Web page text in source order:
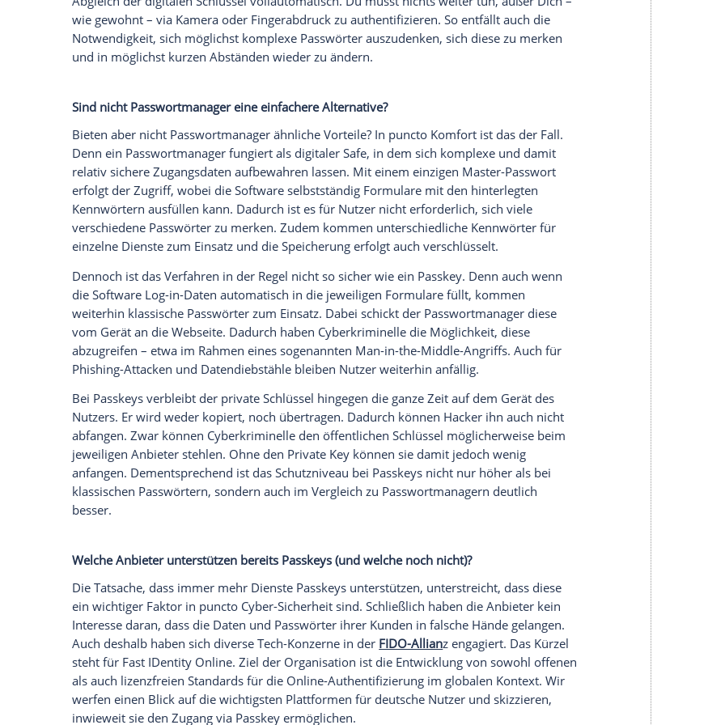
geschehen. Dein Gerät überprüft dann, ob der lokal gespeicherte private Schlüssel mit dem
öffentlichen Schlüssel zusammenpasst. Ist das der Fall, erhältst Du Zugang.
Jetzt Passkeys bei freenet einrichten!
Welche Vorteile bieten Passkeys?
Der wichtigste Vorzug von Passkeys gegenüber klassischen Passwörtern ist das höhere
Sicherheitsniveau. Das gilt sogar in mehrfacher Hinsicht. Es gibt nämlich bei der
Verwendung von Passkeys nicht nur keine unsicherenKennwörtermehr, sondern
überhaupt keinePasswörter . Dementsprechend laufen bekannte Hacker-Techniken wie
Password Stuffing oder Credential Spraying ins Leere. Denn wo kein
ist, lässt sich
auch keines klauen oder erraten. Gleichzeitig genügt es Cyberkriminellen nicht länger,
beim jeweiligen Anbieter Log-in-Daten zu stehlen. Um Zugang zu erhalten, benötigen sie
nämlich nicht nur den hier gespeicherten Public Key, sondern auch Deinen Private Key.
Dieser liegt aber sicher auf DeinemEndgerätund verlässt dieses auch beim Einloggen
nicht. Zudem ist er hier via Ende-zu-Ende-Verschlüsselung gesichert und auch immer nur
für einen bestimmten Dienst gültig.
Ein weiterer Vorteil ist der Komfort. Ist ein Passkey erst einmal eingerichtet, erfolgt der
Abgleich der digitalen Schlüssel vollautomatisch. Du musst nichts weiter tun, außer Dich –
wie gewohnt – viaKameraoderFingerabdruckzu authentifizieren. So entfällt auch die
Notwendigkeit, sich möglichst komplexe Passwörterauszudenken, sich diese zu merken
und in möglichst kurzen Abständen wieder zu ändern.
Sind nicht Passwortmanager eine einfachere Alternative?
Bieten aber nicht Passwortmanager ähnliche Vorteile? In puncto Komfort ist das der Fall.
Denn ein Passwortmanager fungiert als digitaler Safe, in dem sich komplexe und damit
relativ sichere Zugangsdatenaufbewahren lassen. Mit einem einzigen Master-Passwort
erfolgt derZugriff, wobei dieSoftwareselbstständigFormularemit den hinterlegten
Kennwörternausfüllen kann. Dadurch ist es für Nutzer nicht erforderlich, sich viele
verschiedenePasswörterzu merken. Zudem kommen unterschiedliche für